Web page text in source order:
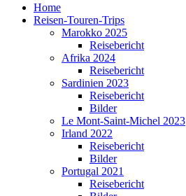
Home
Reisen-Touren-Trips
Marokko 2025
Reisebericht
Afrika 2024
Reisebericht
Sardinien 2023
Reisebericht
Bilder
Le Mont-Saint-Michel 2023
Irland 2022
Reisebericht
Bilder
Portugal 2021
Reisebericht